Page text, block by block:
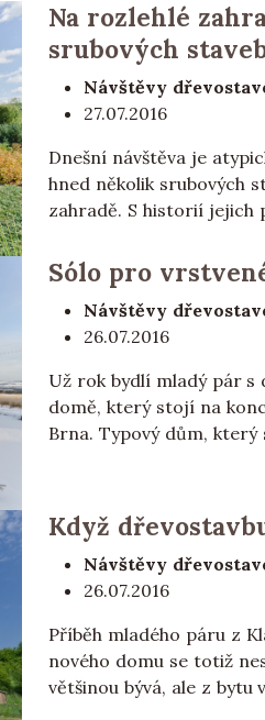
Na rozlehlé
srubových
Návštěvy
27.07.2016
Dnešní návštěva je
hned několik srubových
zahradě. S historií jejich
Sólo pro
Návštěvy
26.07.2016
Už rok bydlí mladý pár s
domě, který stojí na
Brna. Typový dům, který
Když
Návštěvy
26.07.2016
Příběh mladého páru z
nového domu se totiž
většinou bývá, ale z bytu